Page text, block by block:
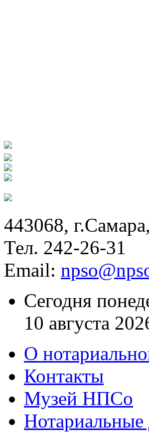
443068,
Тел. 242-26-31
Email:
Сегодня
10 августа
О
Контакты
Музей НПСо
Нотариальные